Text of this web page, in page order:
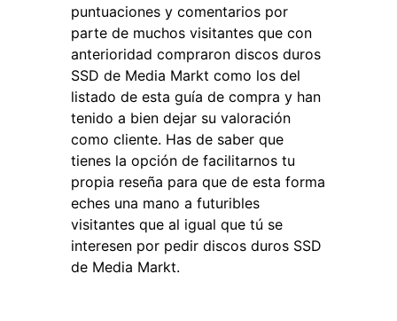
puntuaciones y comentarios por
parte de muchos visitantes que con
anterioridad compraron discos duros
SSD de Media Markt como los del
listado de esta guía de compra y han
tenido a bien dejar su valoración
como cliente. Has de saber que
tienes la opción de facilitarnos tu
propia reseña para que de esta forma
eches una mano a futuribles
visitantes que al igual que tú se
interesen por pedir discos duros SSD
de Media Markt.